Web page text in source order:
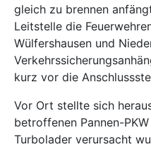
gleich zu brennen
Leitstelle die
Wülfershausen und
kurz vor die
Vor Ort stellte sich
betroffenen Pannen-
Turbolader verursacht